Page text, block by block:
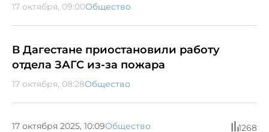
17 октября, 09:00Общество
В Дагестане приостановили работу
отдела ЗАГС из-за пожара
17 октября, 08:28Общество
17 октября 2025, 10:09Общество 1268